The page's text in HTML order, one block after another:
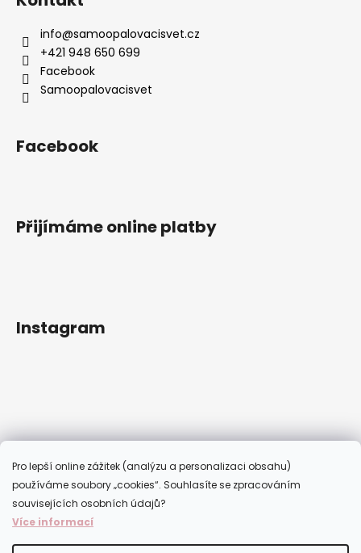
Pro lepší online zážitek (analýzu a personalizaci obsahu)
používáme soubory „cookies“. Souhlasíte se zpracováním
souvisejících osobních údajů?
Více informací
info@samoopalovacisvet.cz
+421 948 650 699
Facebook
Samoopalovacisvet
Facebook
Přijímáme online platby
Instagram